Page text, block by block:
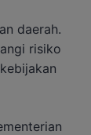
daerah.
risiko